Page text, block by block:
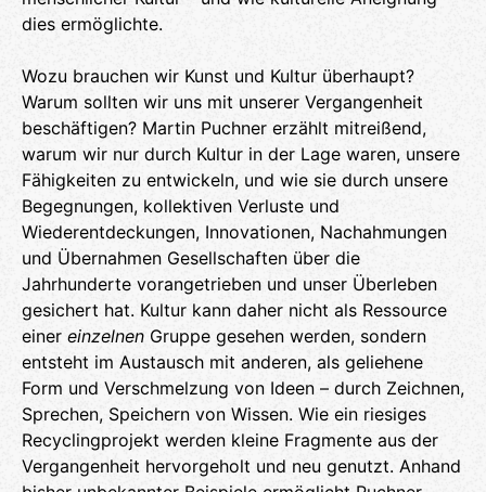
dies ermöglichte.
Wozu brauchen wir Kunst und Kultur überhaupt?
Warum sollten wir uns mit unserer Vergangenheit
beschäftigen? Martin Puchner erzählt mitreißend,
warum wir nur durch Kultur in der Lage waren, unsere
Fähigkeiten zu entwickeln, und wie sie durch unsere
Begegnungen, kollektiven Verluste und
Wiederentdeckungen, Innovationen, Nachahmungen
und Übernahmen Gesellschaften über die
Jahrhunderte vorangetrieben und unser Überleben
gesichert hat. Kultur kann daher nicht als Ressource
einer einzelnen Gruppe gesehen werden, sondern
entsteht im Austausch mit anderen, als geliehene
Form und Verschmelzung von Ideen – durch Zeichnen,
Sprechen, Speichern von Wissen. Wie ein riesiges
Recyclingprojekt werden kleine Fragmente aus der
Vergangenheit hervorgeholt und neu genutzt. Anhand